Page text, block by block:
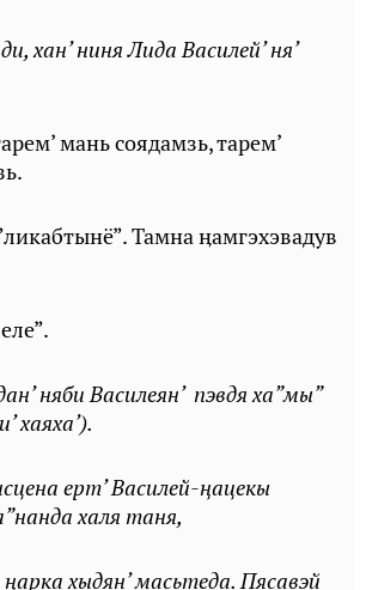
хан’ ниня Лида Василей’ ня’
мань соядамзь, тарем’
Тамна ӊамгэхэвадув
няби Василеян’ пэвдя ха”мы”
хаяха’).
ерт’ Василей-ңацекы
халя таня,
хыдян’ масьтеда. Пясавэй